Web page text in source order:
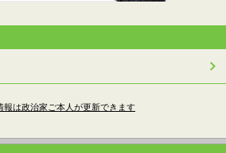
は政治家ご本人が更新できます